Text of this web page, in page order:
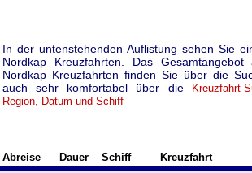
In der untenstehenden Auflistung sehen Sie
Nordkap Kreuzfahrten. Das
Nordkap Kreuzfahrten finden Sie über die
auch sehr komfortabel über die
Kreuzfahrt-
Region, Datum und Schiff
Abreise Dauer Schiff
Kreuzfahrt